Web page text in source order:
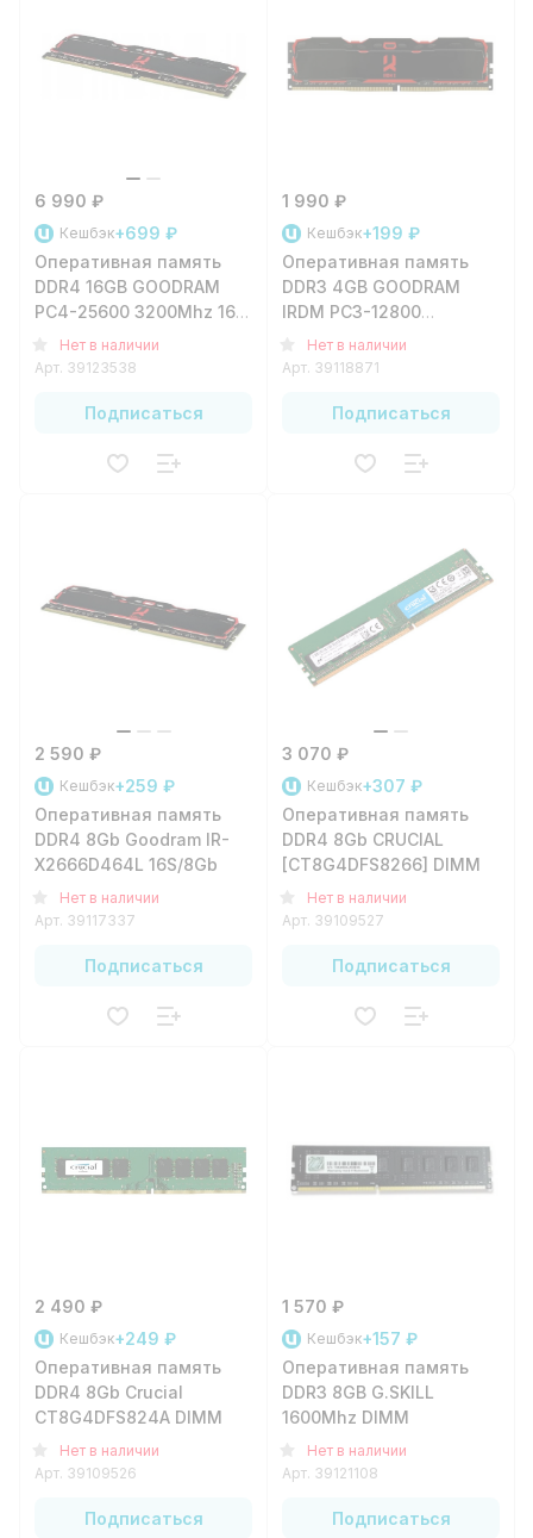
6 990 ₽
Кешбэк+699 ₽
Оперативная память
DDR4 16GB GOODRAM
PC4-25600 3200Mhz 16-
20-20 IRIDIUM
Нет в наличии
Арт. 39123538
Подписаться
1 990 ₽
Кешбэк+199 ₽
Оперативная память
DDR3 4GB GOODRAM
IRDM PC3-12800
1600Mhz 1.35V (с
радиатором)
Нет в наличии
Арт. 39118871
Подписаться
2 590 ₽
Кешбэк+259 ₽
Оперативная память
DDR4 8Gb Goodram IR-
X2666D464L 16S/8Gb
Нет в наличии
Арт. 39117337
Подписаться
3 070 ₽
Кешбэк+307 ₽
Оперативная память
DDR4 8Gb CRUCIAL
[CT8G4DFS8266] DIMM
Нет в наличии
Арт. 39109527
Подписаться
2 490 ₽
Кешбэк+249 ₽
Оперативная память
DDR4 8Gb Crucial
CT8G4DFS824A DIMM
Нет в наличии
Арт. 39109526
Подписаться
1 570 ₽
Кешбэк+157 ₽
Оперативная память
DDR3 8GB G.SKILL
1600Mhz DIMM
Нет в наличии
Арт. 39121108
Подписаться